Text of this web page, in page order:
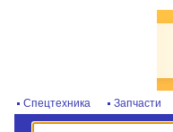
Спецтехника Запчасти